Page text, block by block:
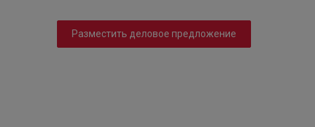
Разместить деловое предложение